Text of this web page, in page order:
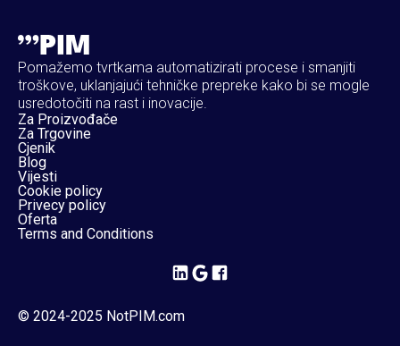
Pomažemo tvrtkama automatizirati procese i smanjiti
troškove, uklanjajući tehničke prepreke kako bi se mogle
usredotočiti na rast i inovacije.
Za Proizvođače
Za Trgovine
Cjenik
Blog
Vijesti
Cookie policy
Privecy policy
Oferta
Terms and Conditions
© 2024-2025 NotPIM.com